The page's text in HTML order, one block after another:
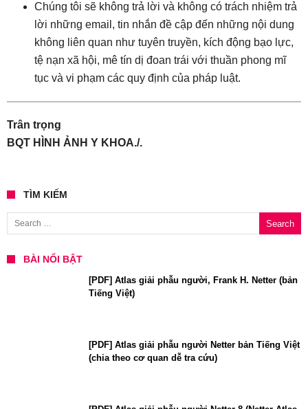
Chúng tôi sẽ không trả lời và không có trách nhiệm trả
lời những email, tin nhắn đề cập đến những nội dung
không liên quan như tuyên truyền, kích động bạo lực,
tệ nạn xã hội, mê tín dị đoan trái với thuần phong mĩ
tục và vi phạm các quy định của pháp luật.
Trân trọng
BQT HÌNH ẢNH Y KHOA./.
TÌM KIẾM
Search for:
BÀI NỔI BẬT
[PDF] Atlas giải phẫu người, Frank H. Netter (bản
Tiếng Việt)
[PDF] Atlas giải phẫu người Netter bản Tiếng Việt
(chia theo cơ quan dễ tra cứu)